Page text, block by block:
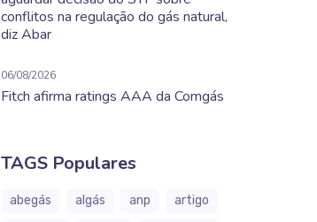
conflitos na regulação do gás natural,
diz Abar
06/08/2026
Fitch afirma ratings AAA da Comgás
TAGS Populares
abegás algás anp
artigo